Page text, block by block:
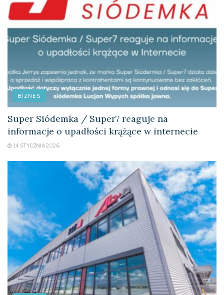
BIZNES
Super Siódemka / Super7 reaguje na
informacje o upadłości krążące w internecie
14 STYCZNIA 2026